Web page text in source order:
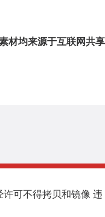
材均来源于互联网共
可不得拷贝和镜像 违